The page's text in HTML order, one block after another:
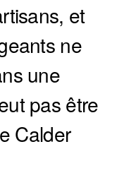
et
ne
une
pas être
Calder